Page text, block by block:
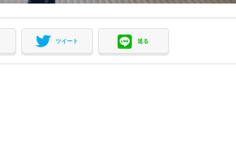
ツイート 送る